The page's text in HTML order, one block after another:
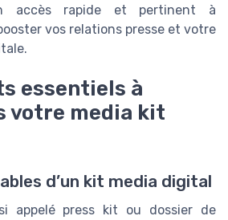
accès rapide et pertinent à
vos relations presse et votre
essentiels à
votre media kit
d’un kit media digital
appelé press kit ou dossier de